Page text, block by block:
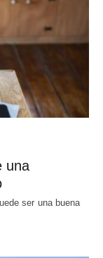
una
ser una buena